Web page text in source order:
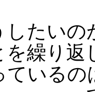
したい
を繰り返
いる